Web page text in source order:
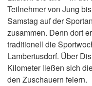
Teilnehmer von Jung
Samstag auf der
zusammen. Denn dort
traditionell die
Lambertusdorf. Über
Kilometer ließen sich
den Zuschauern feiern.